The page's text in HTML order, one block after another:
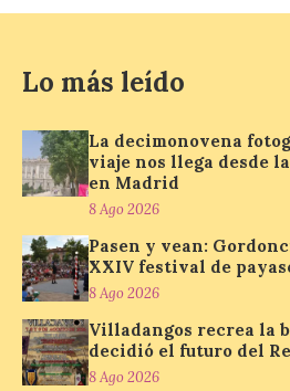
Ambas
gratuita. El
apertura es de
domingo, de 11:30 a 13:30 horas y de
a 21:00 horas. La Sala de San Eloy […]
Pasen y vean:
celebra el XXIV festival
payasos
8 Ago 2026
Lo más leído
La decimonovena
viaje nos llega desde
en Madrid
8 Ago 2026
Pasen y vean:
XXIV festival de
8 Ago 2026
Villadangos recrea la
decidió el futuro del
8 Ago 2026